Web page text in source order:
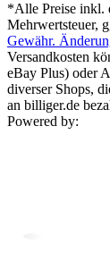
*Alle Preise inkl.
Mehrwertsteuer,
Gewähr.
Versandkosten
eBay Plus) oder
diverser Shops,
an billiger.de
Powered by: